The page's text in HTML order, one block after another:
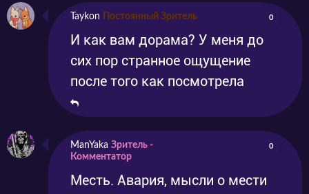
Taykon Постоянный Зритель 0
И как вам дорама? У меня до
сих пор странное ощущение
после того как посмотрела
ManYaka Зритель -
Комментатор
0
Месть. Авария, мысли о мести